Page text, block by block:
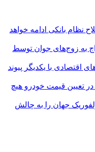
نظام بانکی ادامه خواهد
وام ازدواج به زوج‌های جوان توسط
با یکدیگر پیوند
تعیین قیمت خودرو هیچ
جهان را به چالش